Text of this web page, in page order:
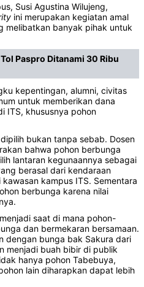
Susi Agustina Wilujeng,
ini merupakan kegiatan amal
melibatkan banyak pihak untuk
Paspro Ditanami 30 Ribu
kepentingan, alumni, civitas
untuk memberikan dana
ITS, khususnya pohon
bukan tanpa sebab. Dosen
bahwa pohon berbunga
lantaran kegunaannya sebagai
berasal dari kendaraan
kampus ITS. Sementara
berbunga karena nilai
saat di mana pohon-
dan bermekaran bersamaan.
dengan bunga bak Sakura dari
menjadi buah bibir di publik
hanya pohon Tabebuya,
lain diharapkan dapat lebih